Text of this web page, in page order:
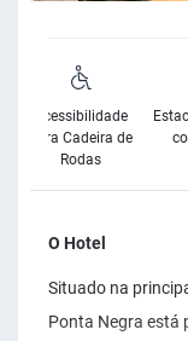
Acessibilidade
para Cadeira de
Rodas
O Hotel
Situado na
Ponta Negra está